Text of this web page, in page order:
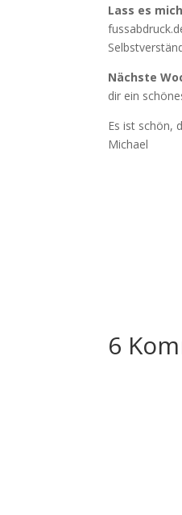
Lass es
Nächste
dir ein
Es ist schön,
Michael
6